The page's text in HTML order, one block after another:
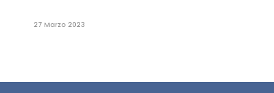
27 Marzo 2023